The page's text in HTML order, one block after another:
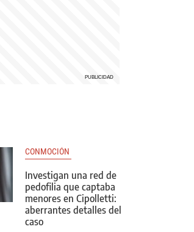
CONMOCIÓN
Investigan una red de
pedofilia que captaba
menores en Cipolletti:
aberrantes detalles del
caso